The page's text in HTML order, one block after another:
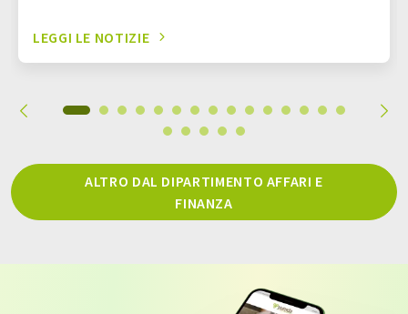
LEGGI LE NOTIZIE
ALTRO DAL DIPARTIMENTO AFFARI E
FINANZA